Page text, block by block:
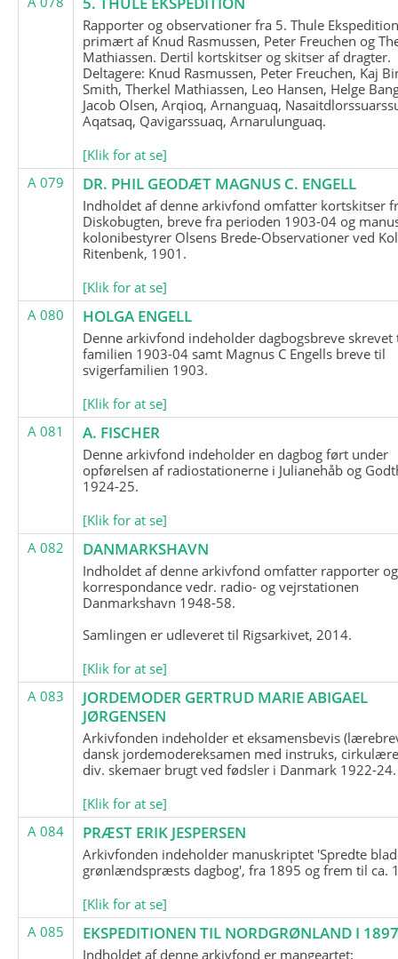
Rapporter og observationer fra 5. Thule
primært af Knud Rasmussen, Peter Freuchen og
Mathiassen. Dertil kortskitser og skitser af dragter.
Deltagere: Knud Rasmussen, Peter Freuchen, Kaj
Smith, Therkel Mathiassen, Leo Hansen, Helge
Jacob Olsen, Arqioq, Arnanguaq,
Aqatsaq, Qavigarssuaq, Arnarulunguaq.
[Klik for at se]
A 079
DR. PHIL GEODÆT MAGNUS C. ENGELL
Indholdet af denne arkivfond omfatter kortskitser
Diskobugten, breve fra perioden 1903-04 og
kolonibestyrer Olsens Brede-Observationer ved
Ritenbenk, 1901.
[Klik for at se]
A 080
HOLGA ENGELL
Denne arkivfond indeholder dagbogsbreve skrevet
familien 1903-04 samt Magnus C Engells breve til
svigerfamilien 1903.
[Klik for at se]
A 081
A. FISCHER
Denne arkivfond indeholder en dagbog ført under
opførelsen af radiostationerne i Julianehåb og
1924-25.
[Klik for at se]
A 082
DANMARKSHAVN
Indholdet af denne arkivfond omfatter rapporter og
korrespondance vedr. radio- og vejrstationen
Danmarkshavn 1948-58.
Samlingen er udleveret til Rigsarkivet, 2014.
[Klik for at se]
A 083
JORDEMODER GERTRUD MARIE ABIGAEL
JØRGENSEN
Arkivfonden indeholder et eksamensbevis
dansk jordemodereksamen med instruks,
div. skemaer brugt ved fødsler i Danmark 1922-24.
[Klik for at se]
A 084
PRÆST ERIK JESPERSEN
Arkivfonden indeholder manuskriptet 'Spredte
grønlændspræsts dagbog', fra 1895 og frem til ca.
[Klik for at se]
A 085
EKSPEDITIONEN TIL NORDGRØNLAND I
Indholdet af denne arkivfond er mangeartet: